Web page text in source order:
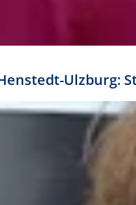
Ulzburg: